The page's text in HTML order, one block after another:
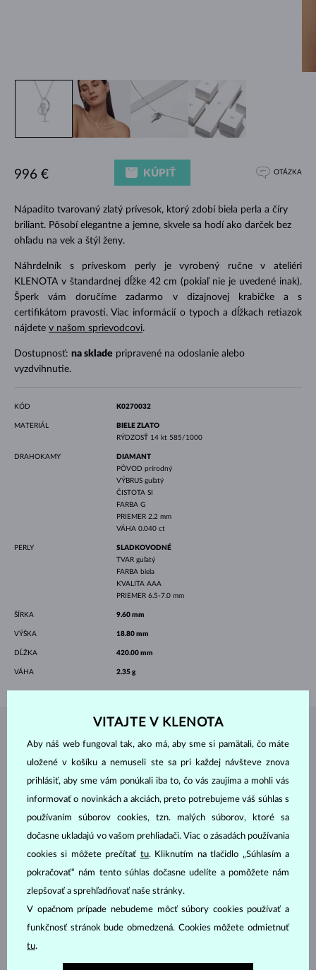
Nápadito tvarovaný zlatý prívesok, ktorý zdobí biela perla a číry
briliant. Pôsobí elegantne a jemne, skvele sa hodí ako darček bez
ohľadu na vek a štýl ženy.
Náhrdelník s príveskom perly je vyrobený ručne v ateliéri
KLENOTA v štandardnej dĺžke 42 cm (pokiaľ nie je uvedené inak).
Šperk vám doručíme zadarmo v dizajnovej krabičke a s
certifikátom pravosti. Viac informácií o typoch a dĺžkach retiazok
nájdete v našom sprievodcovi.
Dostupnosť: na sklade pripravené na odoslanie alebo
vyzdvihnutie.
996 € KÚPIŤ OTÁZKA
KÓD K0270032
MATERIÁL
BIELE ZLATO
RÝDZOSŤ 14 kt 585/1000
DRAHOKAMY
DIAMANT
PÔVOD prírodný
VÝBRUS guľatý
ČISTOTA SI
FARBA G
PRIEMER 2.2 mm
VÁHA 0.040 ct
PERLY
SLADKOVODNÉ
TVAR guľatý
FARBA biela
KVALITA AAA
PRIEMER 6.5-7.0 mm
ŠÍRKA 9.60 mm
VÝŠKA 18.80 mm
DĹŽKA 420.00 mm
VÁHA 2.35 g
ŠPERKY ZATELIÉRU KLENOTA
VITAJTE V KLENOTA
Aby náš web fungoval tak, ako má, aby sme si pamätali, čo máte
uložené v košíku a nemuseli ste sa pri každej návšteve znova
prihlásiť, aby sme vám ponúkali iba to, čo vás zaujíma a mohli vás
informovať o novinkách a akciách, preto potrebujeme váš súhlas s
používaním súborov cookies, tzn. malých súborov, ktoré sa
dočasne ukladajú vo vašom prehliadači. Viac o zásadách používania
cookies si môžete prečítať tu. Kliknutím na tlačidlo „Súhlasím a
pokračovať“ nám tento súhlas dočasne udelíte a pomôžete nám
zlepšovať a sprehľadňovať naše stránky.
V opačnom prípade nebudeme môcť súbory cookies používať a
funkčnosť stránok bude obmedzená. Cookies môžete odmietnuť
tu.